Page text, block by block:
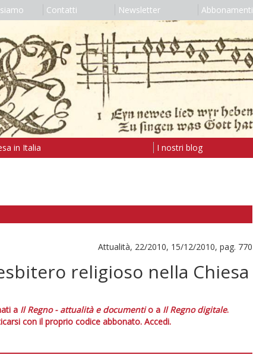
Contatti Newsletter Abbonamenti
in Italia I nostri blog
Attualità, 22/2010, 15/12/2010, pag. 770
religioso nella Chiesa
a Il Regno - attualità e documentio a Il Regno digitale.
con il proprio codice abbonato. Accedi.